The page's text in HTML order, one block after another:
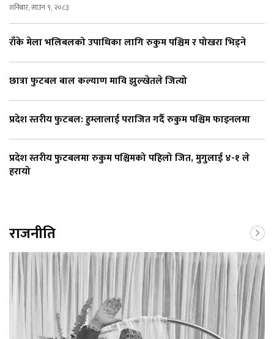
शनिबार, साउन ९, २०८३
राँके मेला भलिबलको उपाधिका लागि रुकुम पश्चिम र पोखरा भिड्ने
छात्रा फुटबल बाल कल्याण मावि झुल्खेतले जित्यो
प्रदेश स्तरीय फुटबल: हुम्लालाई पराजित गर्दै रुकुम पश्चिम फाइनलमा
प्रदेश स्तरीय फुटबलमा रुकुम पश्चिमको पहिलो जित, मुगुलाई ४-१ ले
हरायो
राजनीति